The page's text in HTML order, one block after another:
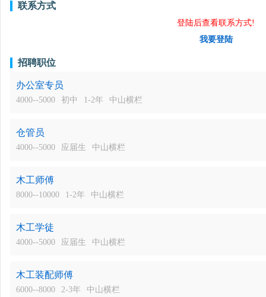
联系方式
登陆后查看联系方式!
我要登陆
招聘职位
办公室专员
4000--5000 初中 1-2年 中山横栏
仓管员
4000--5000 应届生 中山横栏
木工师傅
8000--10000 1-2年 中山横栏
木工学徒
4000--5000 应届生 中山横栏
木工装配师傅
6000--8000 2-3年 中山横栏